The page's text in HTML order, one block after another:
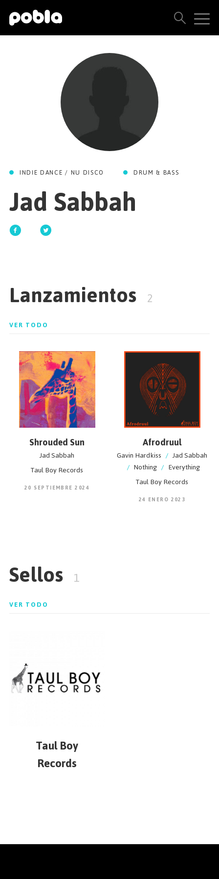
ARTISTAS, SELLOS Y LANZAMIENTOS
THE POBLA FAMILY
CONTACTO
ESPAÑOL/ENGLISH
VER TODOS LOS RESULTADOS
INDIE DANCE / NU DISCO DRUM & BASS
Jad Sabbah
Lanzamientos 2
VER TODO
Shrouded Sun
Jad Sabbah
Taul Boy Records
20 SEPTIEMBRE 2024
Afrodruul
Gavin Hardkiss / Jad Sabbah
/ Nothing / Everything
Taul Boy Records
24 ENERO 2023
Sellos 1
VER TODO
Taul Boy
Records